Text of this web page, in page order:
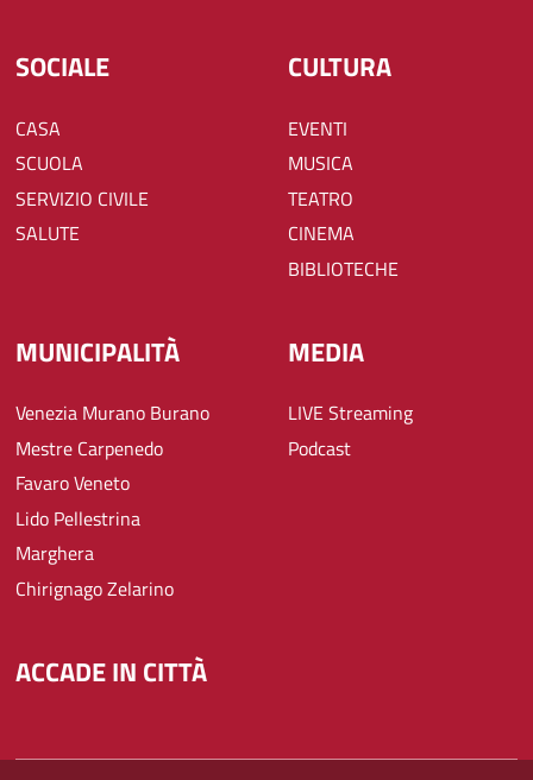
SOCIALE
CASA
SCUOLA
SERVIZIO CIVILE
SALUTE
CULTURA
EVENTI
MUSICA
TEATRO
CINEMA
BIBLIOTECHE
MUNICIPALITÀ
Venezia Murano Burano
Mestre Carpenedo
Favaro Veneto
Lido Pellestrina
Marghera
Chirignago Zelarino
MEDIA
LIVE Streaming
Podcast
ACCADE IN CITTÀ